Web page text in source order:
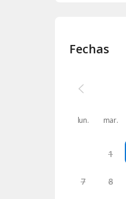
Fechas
lun. mar.
1
7 8